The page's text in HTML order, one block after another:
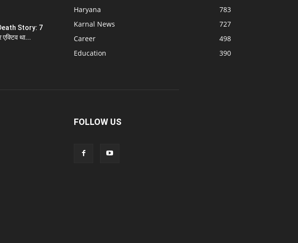
Story: 7
था...
Haryana
783
Karnal News
727
Career
498
Education
390
FOLLOW US